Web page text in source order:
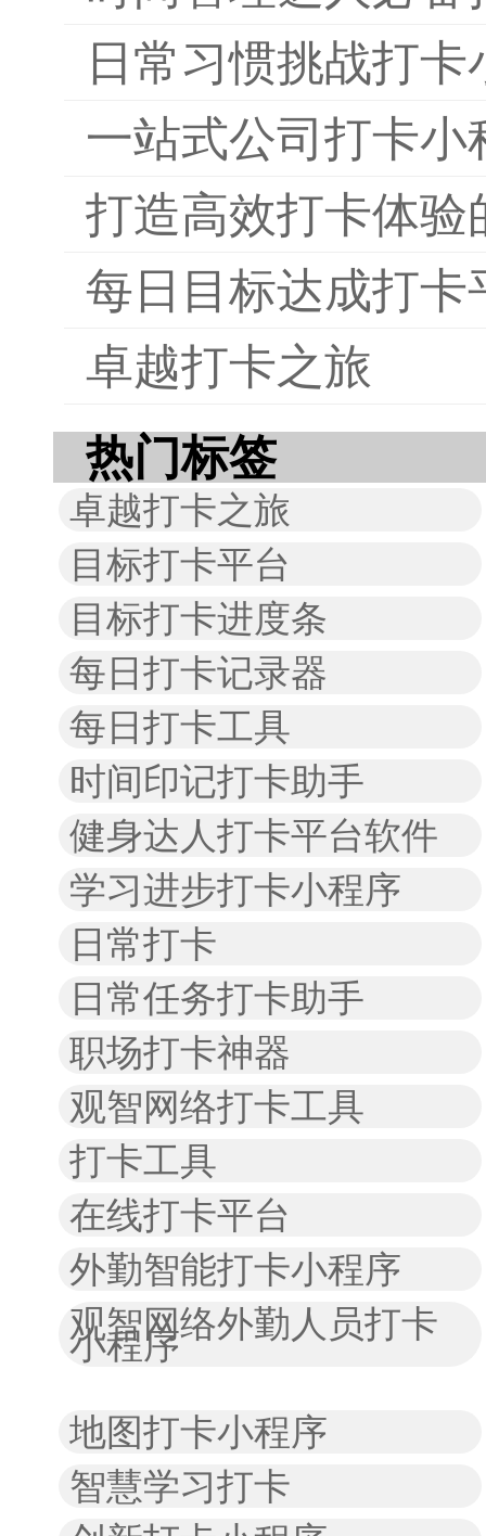
日常习惯挑战打
一站式公司打卡小
打造高效打卡体验
每日目标达成打卡
卓越打卡之旅
热门标签
卓越打卡之旅
目标打卡平台
目标打卡进度条
每日打卡记录器
每日打卡工具
时间印记打卡助手
健身达人打卡平台软件
学习进步打卡小程序
日常打卡
日常任务打卡助手
职场打卡神器
观智网络打卡工具
打卡工具
在线打卡平台
外勤智能打卡小程序
观智网络外勤人员打卡
小程序
地图打卡小程序
智慧学习打卡